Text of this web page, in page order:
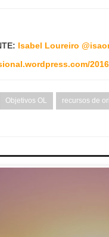
Isabel Loureiro @
Objetivos OL recursos de